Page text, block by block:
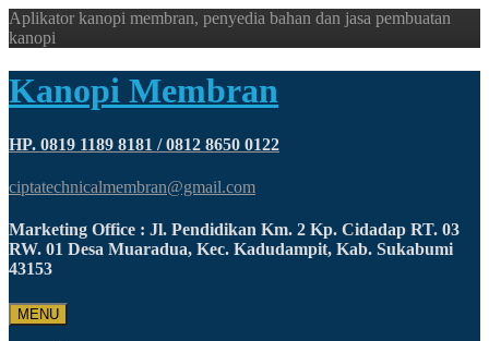
Aplikator kanopi membran, penyedia bahan dan jasa pembuatan
kanopi
Kanopi Membran
HP. 0819 1189 8181 / 0812 8650 0122
ciptatechnicalmembran@gmail.com
Marketing Office : Jl. Pendidikan Km. 2 Kp. Cidadap RT. 03
RW. 01 Desa Muaradua, Kec. Kadudampit, Kab. Sukabumi
43153
MENU